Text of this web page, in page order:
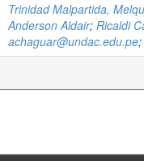
Trinidad Malpartida,
Anderson Aldair; Ricaldi
achaguar@undac.edu.pe;